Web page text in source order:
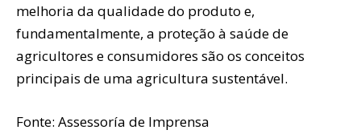
melhoria da qualidade do produto e,
fundamentalmente, a proteção à saúde de
agricultores e consumidores são os conceitos
principais de uma agricultura sustentável.
Fonte: Assessoría de Imprensa